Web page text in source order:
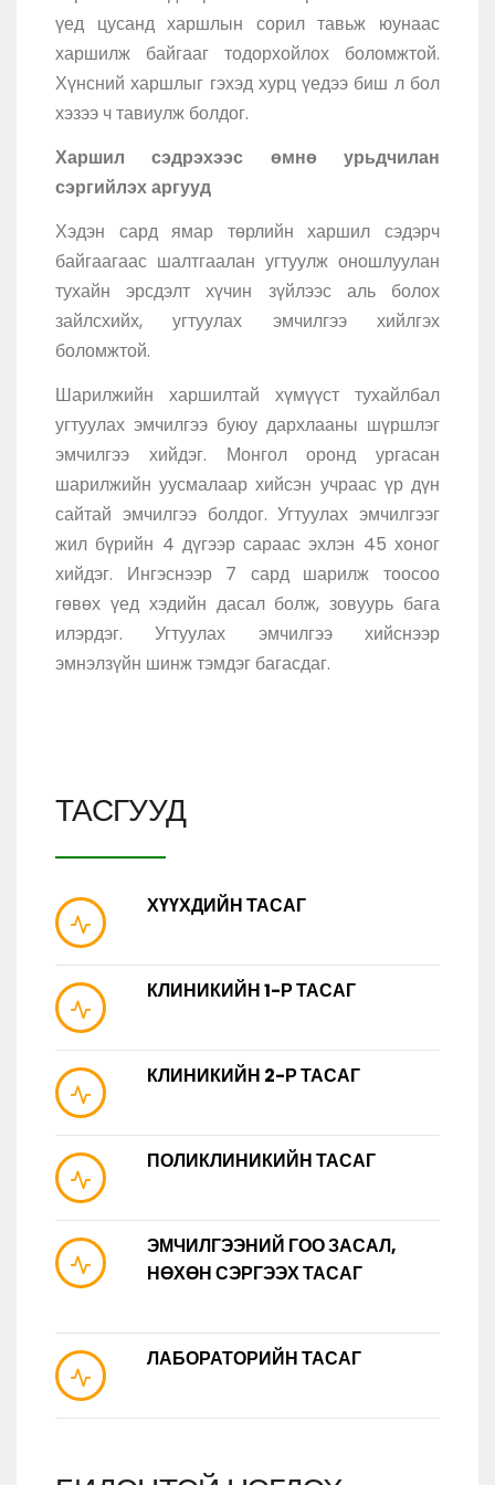
үед цусанд харшлын сорил тавьж юунаас
харшилж байгааг тодорхойлох боломжтой.
Хүнсний харшлыг гэхэд хурц үедээ биш л бол
хэзээ ч тавиулж болдог.
Харшил сэдрэхээс өмнө урьдчилан
сэргийлэх аргууд
Хэдэн сард ямар төрлийн харшил сэдэрч
байгаагаас шалтгаалан угтуулж оношлуулан
тухайн эрсдэлт хүчин зүйлээс аль болох
зайлсхийх, угтуулах эмчилгээ хийлгэх
боломжтой.
Шарилжийн харшилтай хүмүүст тухайлбал
угтуулах эмчилгээ буюу дархлааны шүршлэг
эмчилгээ хийдэг. Монгол оронд ургасан
шарилжийн уусмалаар хийсэн учраас үр дүн
сайтай эмчилгээ болдог. Угтуулах эмчилгээг
жил бүрийн 4 дүгээр сараас эхлэн 45 хоног
хийдэг. Ингэснээр 7 сард шарилж тоосоо
гөвөх үед хэдийн дасал болж, зовуурь бага
илэрдэг. Угтуулах эмчилгээ хийснээр
эмнэлзүйн шинж тэмдэг багасдаг.
ТАСГУУД
ХҮҮХДИЙН ТАСАГ
КЛИНИКИЙН 1-Р ТАСАГ
КЛИНИКИЙН 2-Р ТАСАГ
ПОЛИКЛИНИКИЙН ТАСАГ
ЭМЧИЛГЭЭНИЙ ГОО ЗАСАЛ,
НӨХӨН СЭРГЭЭХ ТАСАГ
ЛАБОРАТОРИЙН ТАСАГ